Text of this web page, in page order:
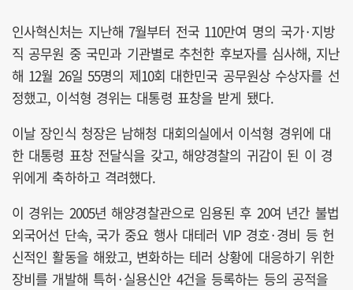
인사혁신처는 지난해 7월부터 전국 110만여 명의 국가·지방
직 공무원 중 국민과 기관별로 추천한 후보자를 심사해, 지난
해 12월 26일 55명의 제10회 대한민국 공무원상 수상자를 선
정했고, 이석형 경위는 대통령 표창을 받게 됐다.
이날 장인식 청장은 남해청 대회의실에서 이석형 경위에 대
한 대통령 표창 전달식을 갖고, 해양경찰의 귀감이 된 이 경
위에게 축하하고 격려했다.
이 경위는 2005년 해양경찰관으로 임용된 후 20여 년간 불법
외국어선 단속, 국가 중요 행사 대테러 VIP 경호·경비 등 헌
신적인 활동을 해왔고, 변화하는 테러 상황에 대응하기 위한
장비를 개발해 특허·실용신안 4건을 등록하는 등의 공적을